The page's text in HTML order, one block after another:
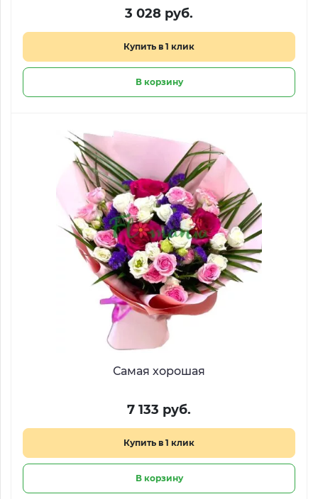
3 028 руб.
Купить в 1 клик
В корзину
Самая хорошая
7 133 руб.
Купить в 1 клик
В корзину